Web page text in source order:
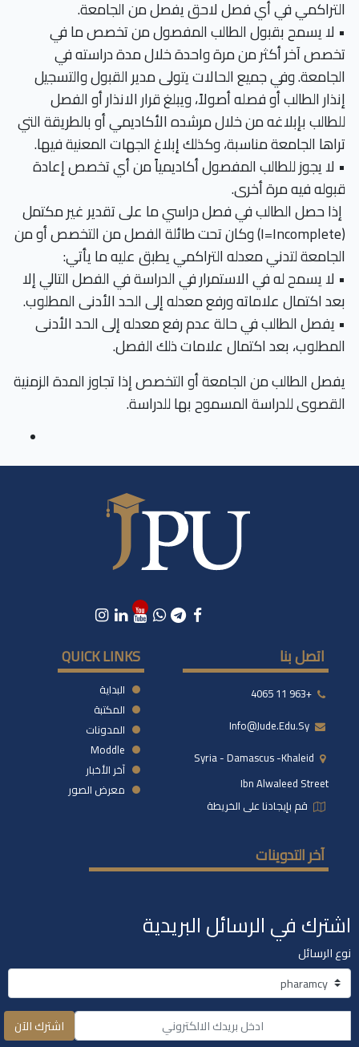
التراكمي في أي فصل لاحق يفصل من الجامعة.
• لا يسمح بقبول الطالب المفصول من تخصص ما في
تخصص آخر أكثر من مرة واحدة خلال مدة دراسته في
الجامعة. وفي جميع الحالات يتولى مدير القبول والتسجيل
إنذار الطالب أو فصله أصولاً، ويبلغ قرار الانذار أو الفصل
للطالب بإبلاغه من خلال مرشده الأكاديمي أو بالطريقة التي
تراها الجامعة مناسبة، وكذلك إبلاغ الجهات المعنية فيها.
• لا يجوز للطالب المفصول أكاديمياً من أي تخصص إعادة
قبوله فيه مرة أخرى.
إذا حصل الطالب في فصل دراسي ما على تقدير غير مكتمل
(I=Incomplete) وكان تحت طائلة الفصل من التخصص أو من
الجامعة لتدني معدله التراكمي يطبق عليه ما يأتي:
• لا يسمح له في الاستمرار في الدراسة في الفصل التالي إلا
بعد اكتمال علاماته ورفع معدله إلى الحد الأدنى المطلوب.
• يفصل الطالب في حالة عدم رفع معدله إلى الحد الأدنى
المطلوب، بعد اكتمال علامات ذلك الفصل.
يفصل الطالب من الجامعة أو التخصص إذا تجاوز المدة الزمنية
القصوى للدراسة المسموح بها للدراسة.
اتصل بنا
+963 11 4065
Syria - Damascus -khaleid
Ibn Alwaleed Street
قم بإيجادنا على الخريطة
QUICK LINKS
البداية
المكتبة
المدونات
Moddle
آخر الأخبار
معرض الصور
آخر التدوينات
اشترك في الرسائل البريدية
نوع الرسائل
اشترك الآن